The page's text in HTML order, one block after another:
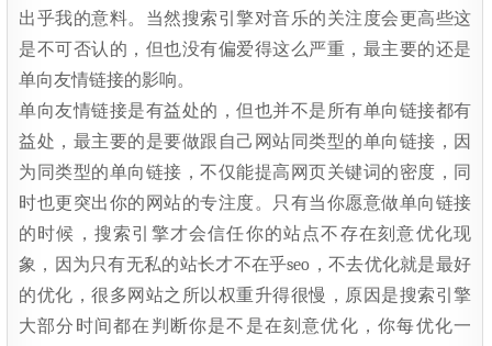
出乎我的意料。当然搜索引擎对音乐的关注度会更高些这
是不可否认的，但也没有偏爱得这么严重，最主要的还是
单向友情链接的影响。
单向友情链接是有益处的，但也并不是所有单向链接都有
益处，最主要的是要做跟自己网站同类型的单向链接，因
为同类型的单向链接，不仅能提高网页关键词的密度，同
时也更突出你的网站的专注度。只有当你愿意做单向链接
的时候，搜索引擎才会信任你的站点不存在刻意优化现
象，因为只有无私的站长才不在乎seo，不去优化就是最好
的优化，很多网站之所以权重升得很慢，原因是搜索引擎
大部分时间都在判断你是不是在刻意优化，你每优化一